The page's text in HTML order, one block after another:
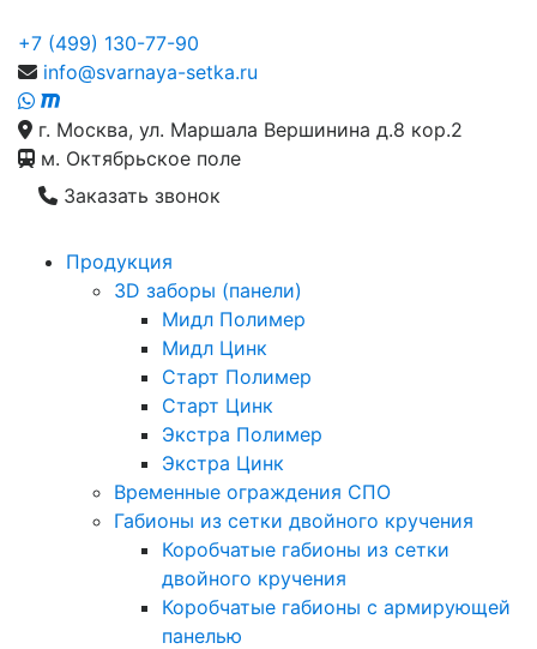
+7 (499) 130-77-90
info@svarnaya-setka.ru
г. Москва, ул. Маршала Вершинина д.8 кор.2
м. Октябрьское поле
Заказать звонок
Продукция
3D заборы (панели)
Мидл Полимер
Мидл Цинк
Старт Полимер
Старт Цинк
Экстра Полимер
Экстра Цинк
Временные ограждения СПО
Габионы из сетки двойного кручения
Коробчатые габионы из сетки
двойного кручения
Коробчатые габионы с армирующей
панелью